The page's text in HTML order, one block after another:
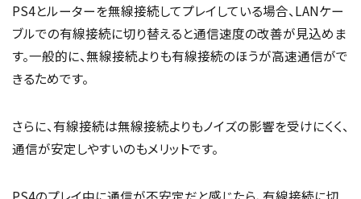
PS4とルーターを無線接続してプレイしている場合、LANケー
ブルでの有線接続に切り替えると通信速度の改善が見込めま
す。一般的に、無線接続よりも有線接続のほうが高速通信がで
きるためです。
さらに、有線接続は無線接続よりもノイズの影響を受けにくく、
通信が安定しやすいのもメリットです。